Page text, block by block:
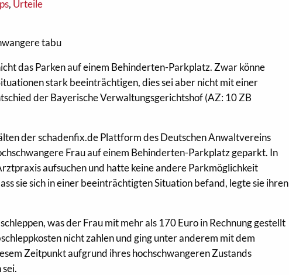
, Urteile
tabu
das Parken auf einem Behinderten-Parkplatz. Zwar könne
stark beeinträchtigen, dies sei aber nicht mit einer
der Bayerische Verwaltungsgerichtshof (AZ: 10 ZB
der schadenfix.de Plattform des Deutschen Anwaltvereins
Frau auf einem Behinderten-Parkplatz geparkt. In
aufsuchen und hatte keine andere Parkmöglichkeit
sie sich in einer beeinträchtigten Situation befand, legte sie ihren
was der Frau mit mehr als 170 Euro in Rechnung gestellt
nicht zahlen und ging unter anderem mit dem
Zeitpunkt aufgrund ihres hochschwangeren Zustands